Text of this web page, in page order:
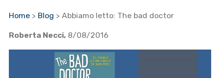
Home > Blog > Abbiamo letto: The bad doctor
Roberta Necci, 8/08/2016